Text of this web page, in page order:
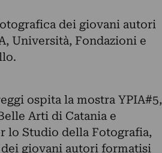
dei giovani autori
Università, Fondazioni e
ospita la mostra YPIA#5,
Arti di Catania e
lo Studio della Fotografia,
giovani autori formatisi